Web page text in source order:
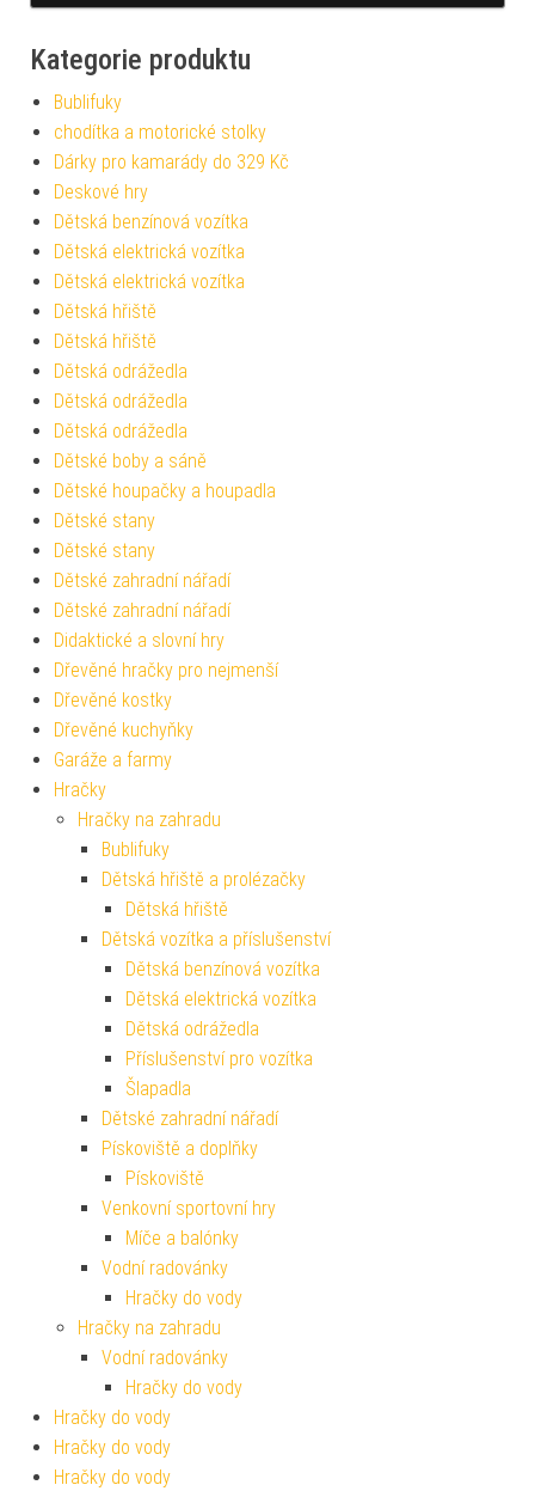
Kategorie produktu
Bublifuky
chodítka a motorické stolky
Dárky pro kamarády do 329 Kč
Deskové hry
Dětská benzínová vozítka
Dětská elektrická vozítka
Dětská elektrická vozítka
Dětská hřiště
Dětská hřiště
Dětská odrážedla
Dětská odrážedla
Dětská odrážedla
Dětské boby a sáně
Dětské houpačky a houpadla
Dětské stany
Dětské stany
Dětské zahradní nářadí
Dětské zahradní nářadí
Didaktické a slovní hry
Dřevěné hračky pro nejmenší
Dřevěné kostky
Dřevěné kuchyňky
Garáže a farmy
Hračky
Hračky na zahradu
Bublifuky
Dětská hřiště a prolézačky
Dětská hřiště
Dětská vozítka a příslušenství
Dětská benzínová vozítka
Dětská elektrická vozítka
Dětská odrážedla
Příslušenství pro vozítka
Šlapadla
Dětské zahradní nářadí
Pískoviště a doplňky
Pískoviště
Venkovní sportovní hry
Míče a balónky
Vodní radovánky
Hračky do vody
Hračky na zahradu
Vodní radovánky
Hračky do vody
Hračky do vody
Hračky do vody
Hračky do vody